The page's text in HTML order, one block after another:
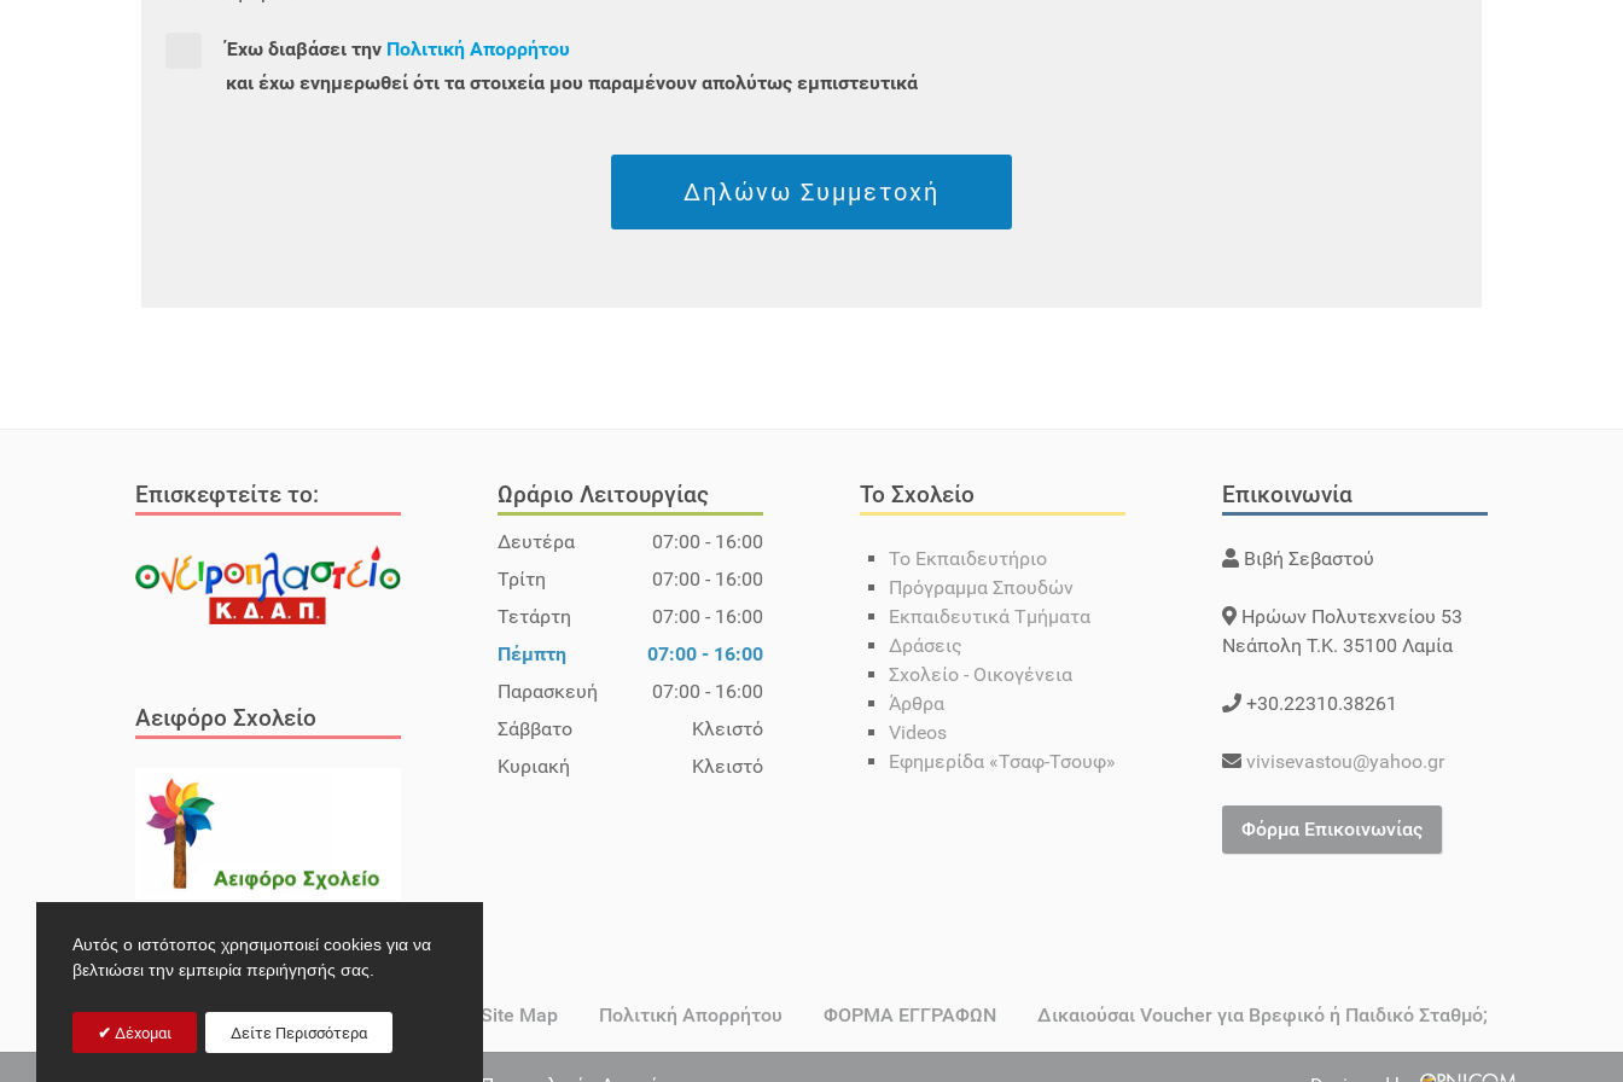
Έχω διαβάσει την Πολιτική Απορρήτου
και έχω ενημερωθεί ότι τα στοιχεία μου παραμένουν απολύτως εμπιστευτικά
Δηλώνω Συμμετοχή
Επισκεφτείτε το:
Αειφόρο Σχολείο
Ωράριο Λειτουργίας
Δευτέρα
07:00 - 16:00
Τρίτη
07:00 - 16:00
Τετάρτη
07:00 - 16:00
Πέμπτη
07:00 - 16:00
Παρασκευή
07:00 - 16:00
Σάββατο
Κλειστό
Κυριακή
Κλειστό
Το Σχολείο
Το Εκπαιδευτήριο
Πρόγραμμα Σπουδών
Εκπαιδευτικά Τμήματα
Δράσεις
Σχολείο - Οικογένεια
Άρθρα
Videos
Εφημερίδα «Τσαφ-Τσουφ»
Επικοινωνία
Βιβή Σεβαστού
Ηρώων Πολυτεχνείου 53
Νεάπολη Τ.Κ. 35100 Λαμία
+30.22310.38261
vivisevastou@yahoo.gr
Φόρμα Επικοινωνίας
Επικοινωνία Ενημερωτικά Δελτία Site Map Πολιτική Απορρήτου ΦΟΡΜΑ ΕΓΓΡΑΦΩΝ Δικαιούσαι Voucher για Βρεφικό ή Παιδικό Σταθμό;
Αυτός ο ιστότοπος χρησιμοποιεί cookies για να
βελτιώσει την εμπειρία περιήγησής σας.
Δέχομαι Δείτε Περισσότερα